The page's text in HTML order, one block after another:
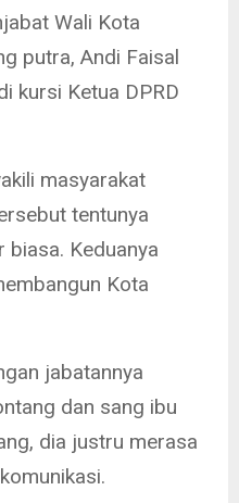
Wali Kota
putra, Andi Faisal
kursi Ketua DPRD
masyarakat
tentunya
biasa. Keduanya
Kota
jabatannya
dan sang ibu
dia justru merasa